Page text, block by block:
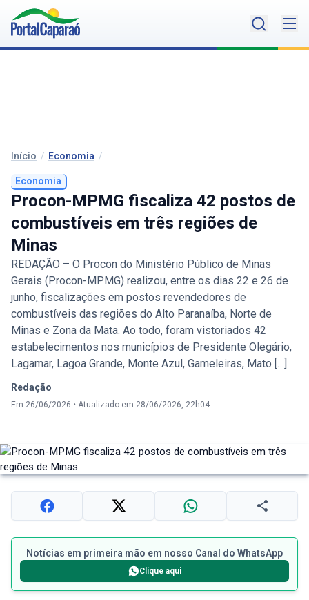
Início / Economia /
Economia
Procon-MPMG fiscaliza 42 postos de
combustíveis em três regiões de
Minas
REDAÇÃO – O Procon do Ministério Público de Minas
Gerais (Procon-MPMG) realizou, entre os dias 22 e 26 de
junho, fiscalizações em postos revendedores de
combustíveis das regiões do Alto Paranaíba, Norte de
Minas e Zona da Mata. Ao todo, foram vistoriados 42
estabelecimentos nos municípios de Presidente Olegário,
Lagamar, Lagoa Grande, Monte Azul, Gameleiras, Mato […]
Redação
Em 26/06/2026 • Atualizado em 28/06/2026, 22h04
Notícias em primeira mão em nosso Canal do WhatsApp
Clique aqui